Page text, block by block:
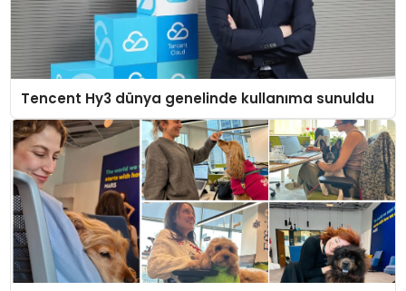
Tencent Hy3 dünya genelinde kullanıma sunuldu